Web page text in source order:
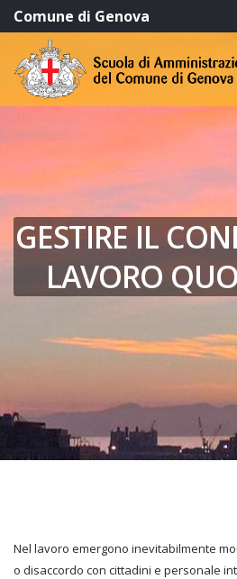
Comune di Genova
GESTIRE IL
LAVORO
Nel lavoro emergono inevitabilmente
o disaccordo con cittadini e personale